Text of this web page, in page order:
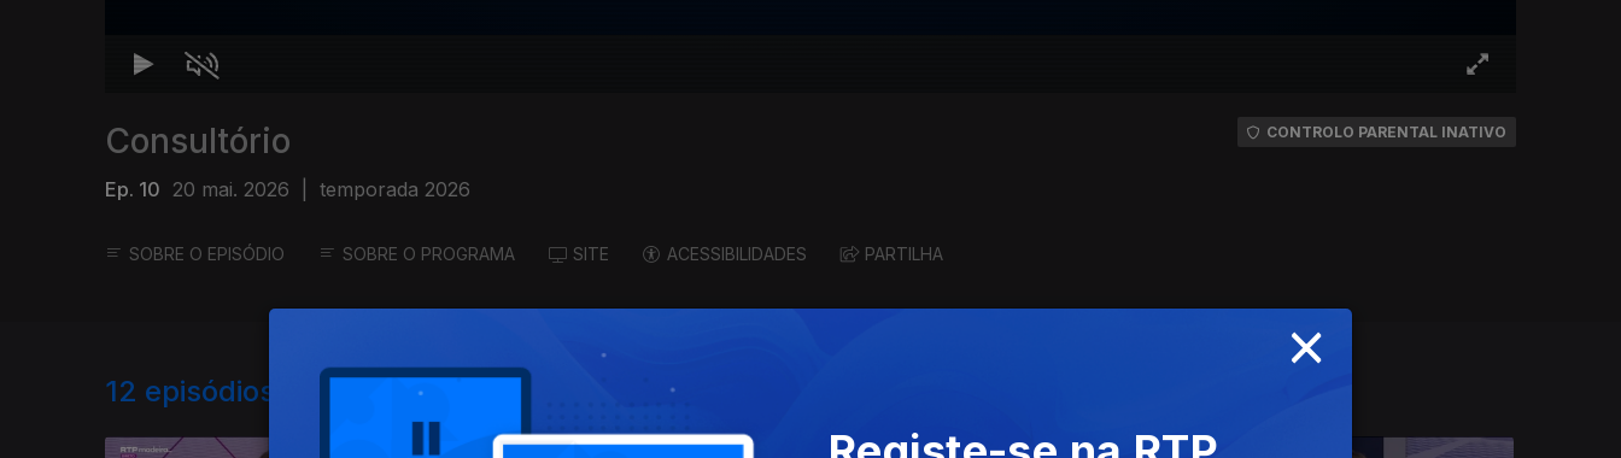
Consultório
Ep. 10 20 mai. 2026 temporada 2026
CONTROLO PARENTAL INATIVO
SOBRE O EPISÓDIO SOBRE O PROGRAMA SITE ACESSIBILIDADES PARTILHA
12 episódios disponíveis
×